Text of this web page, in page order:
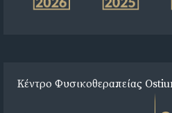
Κέντρο Φυσικοθεραπείας